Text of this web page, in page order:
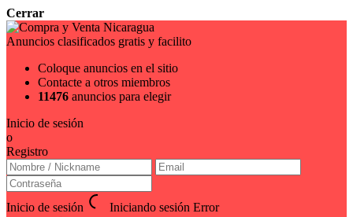
Cerrar
Anuncios clasificados gratis y facilito
Coloque anuncios en el sitio
Contacte a otros miembros
11476 anuncios para elegir
Inicio de sesión
o
Registro
Inicio de sesión Iniciando sesión Error